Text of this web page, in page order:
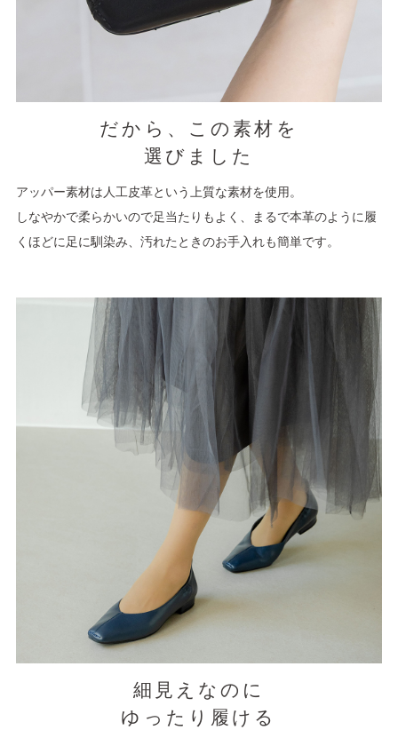
だから、この素材を
選びました
アッパー素材は人工皮革という上質な素材を使用。
しなやかで柔らかいので足当たりもよく、まるで本革のように履
くほどに足に馴染み、汚れたときのお手入れも簡単です。
細見えなのに
ゆったり履ける